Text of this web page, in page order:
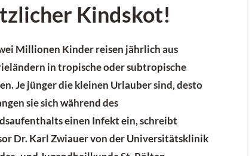
Kindskot!
Millionen Kinder reisen jährlich aus
in tropische oder subtropische
Je jünger die kleinen Urlauber sind, desto
sie sich während des
einen Infekt ein, schreibt
Dr. Karl Zwiauer­von der Universitätsklinik